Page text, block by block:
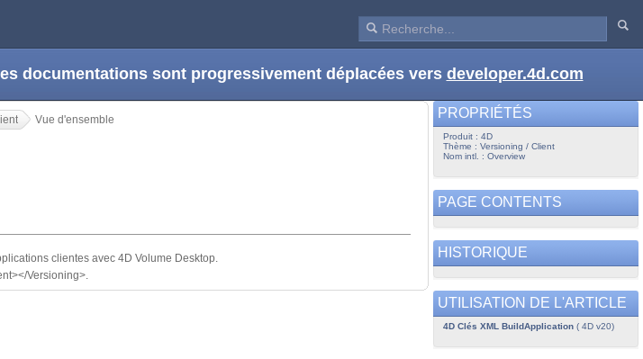
documentations sont progressivement déplacées vers developer.4d.com
Vue d'ensemble
clientes avec 4D Volume Desktop.
Versioning>.
PROPRIÉTÉS
Produit : 4D
Thème : Versioning / Client
Nom intl. : Overview
PAGE CONTENTS
HISTORIQUE
UTILISATION DE L'ARTICLE
4D Clés XML BuildApplication( 4D v20)